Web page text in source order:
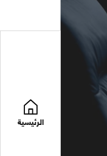
الرئيسية